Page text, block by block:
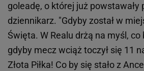
goleadę, o której już powstawały
dziennikarz. "Gdyby został w
Święta. W Realu drżą na myśl, co
gdyby mecz wciąż toczył się 11
Złota Piłka! Co by się stało z